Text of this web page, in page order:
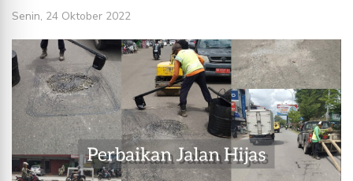
Senin, 24 Oktober 2022